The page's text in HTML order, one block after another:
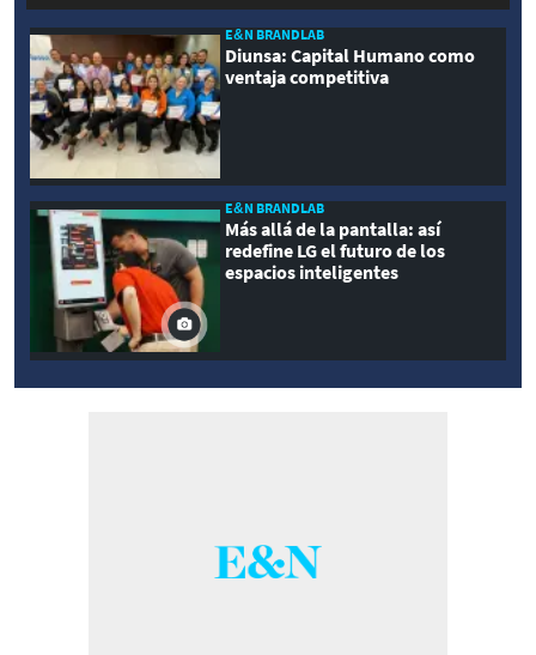
E&N BRANDLAB
Diunsa: Capital Humano como
ventaja competitiva
E&N BRANDLAB
Más allá de la pantalla: así
redefine LG el futuro de los
espacios inteligentes